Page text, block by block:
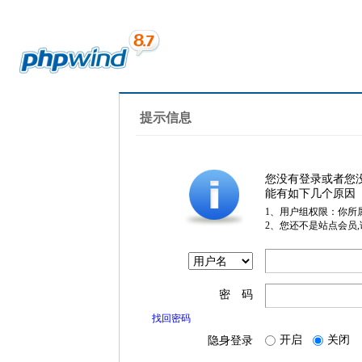
提示信息
您没有登录或者您
能有如下几个原因
1、用户组权限：你所
2、您还不是站点会员
密 码
找回密码
隐身登录 开启 关闭